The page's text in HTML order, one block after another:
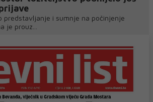
predstavljanje i sumnje na počinjenje
je prouz...